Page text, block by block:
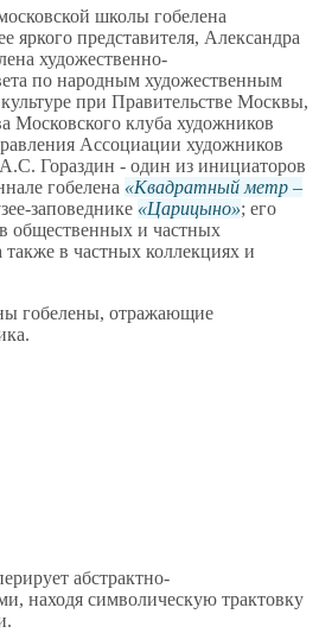
школы гобелена
яркого представителя, Александра
художественно-
по народным художественным
при Правительстве Москвы,
Московского клуба художников
Ассоциации художников
Гораздин - один из инициаторов
гобелена
Квадратный метр –
заповеднике Царицыно ; его
общественных и частных
также в частных коллекциях и
гобелены, отражающие
абстрактно-
находя символическую трактовку